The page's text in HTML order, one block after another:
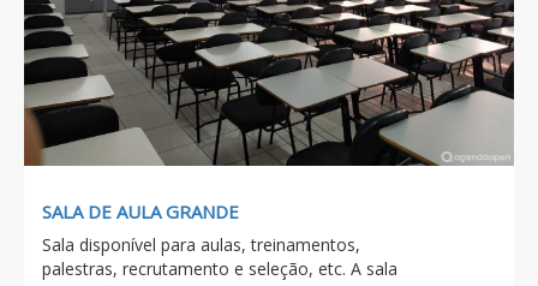
SALA DE AULA GRANDE
Sala disponível para aulas, treinamentos,
palestras, recrutamento e seleção, etc. A sala